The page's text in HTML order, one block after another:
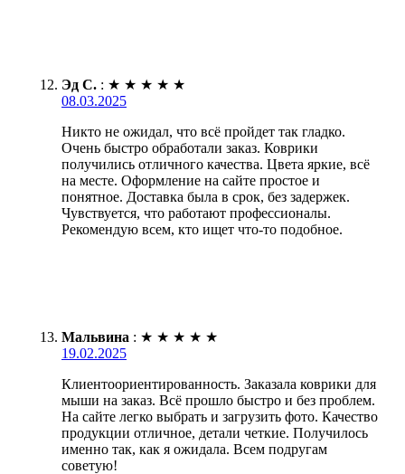
Эд С. : ★ ★ ★ ★ ★
08.03.2025
Никто не ожидал, что всё пройдет так гладко.
Очень быстро обработали заказ. Коврики
получились отличного качества. Цвета яркие, всё
на месте. Оформление на сайте простое и
понятное. Доставка была в срок, без задержек.
Чувствуется, что работают профессионалы.
Рекомендую всем, кто ищет что-то подобное.
Мальвина : ★ ★ ★ ★ ★
19.02.2025
Клиентоориентированность. Заказала коврики для
мыши на заказ. Всё прошло быстро и без проблем.
На сайте легко выбрать и загрузить фото. Качество
продукции отличное, детали четкие. Получилось
именно так, как я ожидала. Всем подругам
советую!